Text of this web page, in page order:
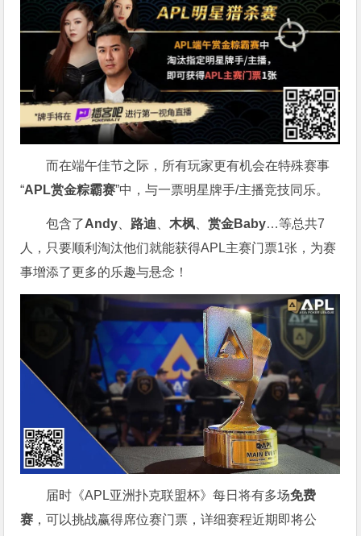
而在端午佳节之际，所有玩家更有机会在特殊赛事
“APL赏金粽霸赛”中，与一票明星牌手/主播竞技同乐。
包含了Andy 路迪 、木枫 、赏金Baby…等总共7
人，只要顺利淘汰他们就能获得APL主赛门票1张，为赛
事增添了更多的乐趣与悬念！
届时《APL亚洲扑克联盟杯》每日将有多场免费
赛 ，可以挑战赢得席位赛门票，详细赛程近期即将公